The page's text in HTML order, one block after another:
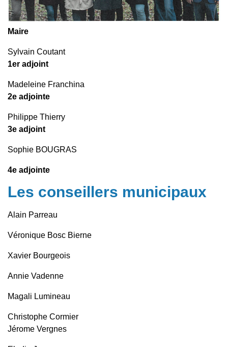
Maire
Sylvain Coutant
1er adjoint
Madeleine Franchina
2e adjointe
Philippe Thierry
3e adjoint
Sophie BOUGRAS
4e adjointe
Les conseillers municipaux
Alain Parreau
Véronique Bosc Bierne
Xavier Bourgeois
Annie Vadenne
Magali Lumineau
Christophe Cormier
Jérome Vergnes